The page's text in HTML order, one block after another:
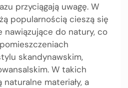
przyciągają uwagę. W
popularnością cieszą się
nawiązujące do natury, co
skandynawskim,
W takich
materiały, a